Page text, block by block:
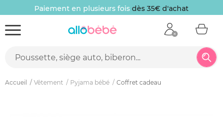
Paiement en plusieurs fois dès 35€ d'achat
Accueil Vêtement Pyjama bébé Coffret cadeau